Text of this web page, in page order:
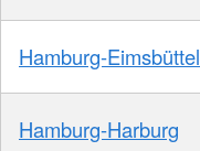
Hamburg-Eimsbüttel
Hamburg-Harburg